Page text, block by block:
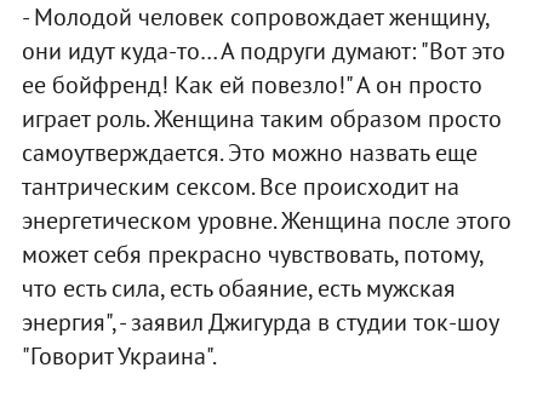
- Молодой человек сопровождает женщину,
они идут куда-то… А подруги думают: "Вот это
ее бойфренд! Как ей повезло!" А он просто
играет роль. Женщина таким образом просто
самоутверждается. Это можно назвать еще
тантрическим сексом. Все происходит на
энергетическом уровне. Женщина после этого
может себя прекрасно чувствовать, потому,
что есть сила, есть обаяние, есть мужская
энергия", - заявил Джигурда в студии ток-шоу
"Говорит Украина".